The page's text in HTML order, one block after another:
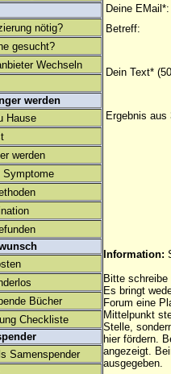
nötig?
gesucht?
Wechseln
werden
Hause
werden
Symptome
Bücher
Checkliste
Samenspender
Deine EMail*:
Betreff:
Dein Text*
Ergebnis aus
Information:
Bitte
Es bringt
Forum eine
Mittelpunkt
Stelle,
hier fördern.
angezeigt.
ausgegeben.